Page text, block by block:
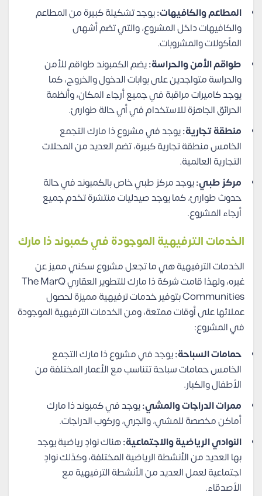
المطاعم والكافيهات:يوجد تشكيلة كبيرة من المطاعم
والكافيهات داخل المشروع، والتي تضم أشهى
المأكولات والمشروبات.
طواقم الأمن والحراسة:يضم الكمبوند طواقم للأمن
والحراسة متواجدين على بوابات الدخول والخروج، كما
يوجد كاميرات مراقبة في جميع أرجاء المكان، وأنظمة
الحرائق الجاهزة للاستخدام في أي حالة طوارئ.
منطقة تجارية:يوجد في مشروع ذا مارك التجمع
الخامس منطقة تجارية كبيرة، تضم العديد من المحلات
التجارية العالمية.
مركز طبي:يوجد مركز طبي خاص بالكمبوند في حالة
حدوث طوارئ، كما يوجد صيدليات منتشرة تخدم جميع
أرجاء المشروع.
الخدمات الترفيهية الموجودة في كمبوند ذا مارك
الخدمات الترفيهية هي ما تجعل مشروع سكني مميز عن
غيره، ولهذا قامت شركة ذا مارك للتطوير العقاري The MarQ
Communities بتوفير خدمات ترفيهية مميزة لحصول
عملائها على أوقات ممتعة، ومن الخدمات الترفيهية الموجودة
في المشروع:
حمامات السباحة:يوجد في مشروع ذا مارك التجمع
الخامس حمامات سباحة تتناسب مع الأعمار المختلفة من
الأطفال والكبار.
ممرات الدراجات والمشي:يوجد في كمبوند ذا مارك
أماكن مخصصة للمشي، والجري، وركوب الدراجات.
النوادي الرياضية والاجتماعية:هناك نوادٍ رياضية يوجد
بها العديد من الأنشطة الرياضية المختلفة، وكذلك نوادٍ
اجتماعية لعمل العديد من الأنشطة الترفيهية مع
الأصدقاء.